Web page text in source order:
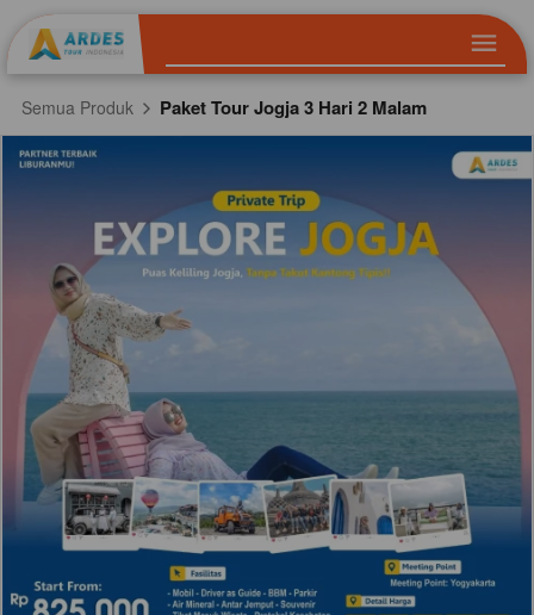
Semua Produk Paket Tour Jogja 3 Hari 2 Malam